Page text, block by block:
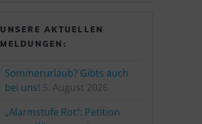
UNSERE AKTUELLEN
MELDUNGEN:
Sommerurlaub? Gibts auch
bei uns! 5. August 2026
„Alarmstufe Rot“: Petition